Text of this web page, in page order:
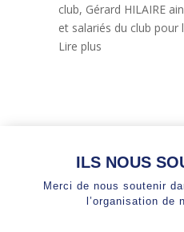
club, Gérard HILAIRE
et salariés du club pour
Lire plus
ILS NOUS
Merci de nous soutenir
l’organisation de